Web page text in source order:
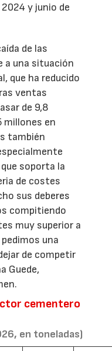
y junio de
de las
a una situación
que ha reducido
ventas
de 9,8
millones en
también
soporta la
de costes
sus deberes
compitiendo
muy superior a
una
de competir
Guede,
cementero
en toneladas)